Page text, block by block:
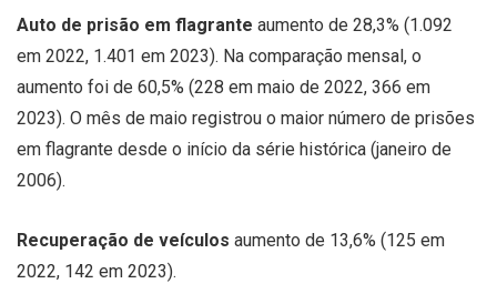
Auto de prisão em flagrante aumento de 28,3% (1.092
em 2022, 1.401 em 2023). Na comparação mensal, o
aumento foi de 60,5% (228 em maio de 2022, 366 em
2023). O mês de maio registrou o maior número de prisões
em flagrante desde o início da série histórica (janeiro de
2006).
Recuperação de veículos aumento de 13,6% (125 em
2022, 142 em 2023).